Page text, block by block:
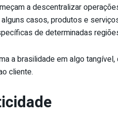
a descentralizar
alguns casos, produtos e
de determinadas
a brasilidade em algo
cliente.